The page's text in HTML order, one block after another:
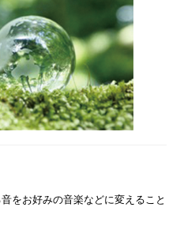
をお好みの音楽などに変えること